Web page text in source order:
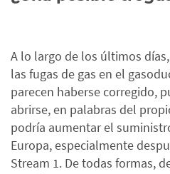
A lo largo de los últimos
las fugas de gas en el
parecen haberse corregido,
abrirse, en palabras del
podría aumentar el
Europa, especialmente
Stream 1. De todas formas,